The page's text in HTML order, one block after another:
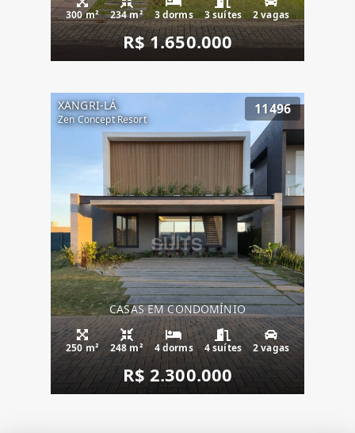
300 m² 234 m² 3 dorms 3 suítes 2 vagas
R$ 1.650.000
XANGRI-LÁ
Zen Concept Resort
11496
CASAS EM CONDOMÍNIO
250 m² 248 m² 4 dorms 4 suítes 2 vagas
R$ 2.300.000